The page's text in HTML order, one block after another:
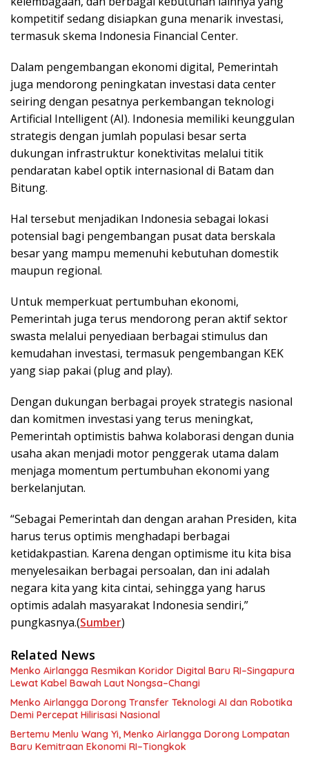
kompetitif sedang disiapkan guna menarik investasi,
termasuk skema Indonesia Financial Center.
Dalam pengembangan ekonomi digital, Pemerintah
juga mendorong peningkatan investasi data center
seiring dengan pesatnya perkembangan teknologi
Artificial Intelligent (AI). Indonesia memiliki keunggulan
strategis dengan jumlah populasi besar serta
dukungan infrastruktur konektivitas melalui titik
pendaratan kabel optik internasional di Batam dan
Bitung.
Hal tersebut menjadikan Indonesia sebagai lokasi
potensial bagi pengembangan pusat data berskala
besar yang mampu memenuhi kebutuhan domestik
maupun regional.
Untuk memperkuat pertumbuhan ekonomi,
Pemerintah juga terus mendorong peran aktif sektor
swasta melalui penyediaan berbagai stimulus dan
kemudahan investasi, termasuk pengembangan KEK
yang siap pakai (plug and play).
Dengan dukungan berbagai proyek strategis nasional
dan komitmen investasi yang terus meningkat,
Pemerintah optimistis bahwa kolaborasi dengan dunia
usaha akan menjadi motor penggerak utama dalam
menjaga momentum pertumbuhan ekonomi yang
berkelanjutan.
“Sebagai Pemerintah dan dengan arahan Presiden, kita
harus terus optimis menghadapi berbagai
ketidakpastian. Karena dengan optimisme itu kita bisa
menyelesaikan berbagai persoalan, dan ini adalah
negara kita yang kita cintai, sehingga yang harus
optimis adalah masyarakat Indonesia sendiri,”
pungkasnya.(Sumber)
Related News
Menko Airlangga Resmikan Koridor Digital Baru RI–Singapura
Lewat Kabel Bawah Laut Nongsa–Changi
Menko Airlangga Dorong Transfer Teknologi AI dan Robotika
Demi Percepat Hilirisasi Nasional
Bertemu Menlu Wang Yi, Menko Airlangga Dorong Lompatan
Baru Kemitraan Ekonomi RI–Tiongkok